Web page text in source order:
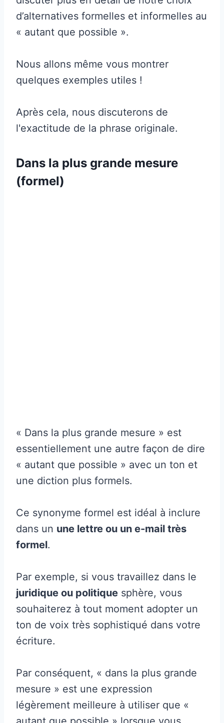
d’alternatives formelles et informelles au
« autant que possible ».
Nous allons même vous montrer
quelques exemples utiles !
Après cela, nous discuterons de
l'exactitude de la phrase originale.
Dans la plus grande mesure
(formel)
« Dans la plus grande mesure » est
essentiellement une autre façon de dire
« autant que possible » avec un ton et
une diction plus formels.
Ce synonyme formel est idéal à inclure
dans un une lettre ou un e-mail très
formel.
Par exemple, si vous travaillez dans le
juridique ou politique sphère, vous
souhaiterez à tout moment adopter un
ton de voix très sophistiqué dans votre
écriture.
Par conséquent, « dans la plus grande
mesure » est une expression
légèrement meilleure à utiliser que «